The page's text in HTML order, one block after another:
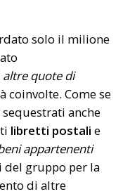
solo il milione
altre quote di
coinvolte. Come se
anche
libretti postali e
appartenenti
del gruppo per la
di altre